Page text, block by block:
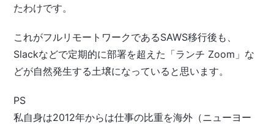
たわけです。
これがフルリモートワークであるSAWS移行後も、
Slackなどで定期的に部署を超えた「ランチ Zoom」な
どが自然発生する土壌になっていると思います。
PS
私自身は2012年からは仕事の比重を海外（ニューヨー